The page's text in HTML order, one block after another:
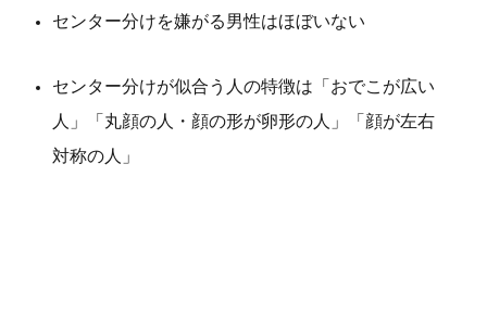
センター分けを嫌がる男性はほぼいない
センター分けが似合う人の特徴は「おでこが広い
人」「丸顔の人・顔の形が卵形の人」「顔が左右
対称の人」